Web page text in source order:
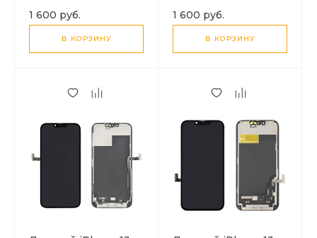
1 600 руб.
В КОРЗИНУ
1 600 руб.
В КОРЗИНУ